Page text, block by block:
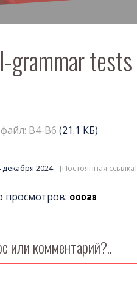
grammar tests
В4-В6 (21.1 КБ)
2024 [Постоянная ссылка]
просмотров:
или комментарий?..